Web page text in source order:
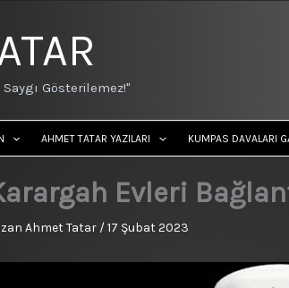
Gösterilemez!"
AHMET TATAR YAZILARI KUMPAS DAVALARI
Evleri
Ahmet Tatar /17 Şubat 2023